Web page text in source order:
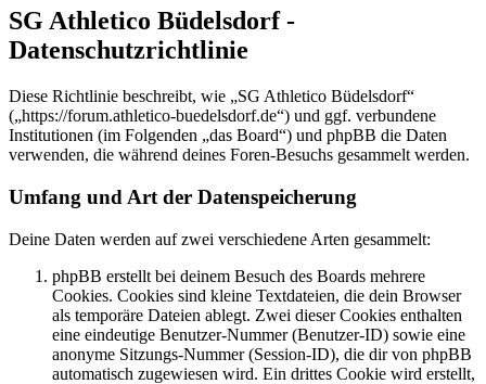
SG Athletico Büdelsdorf -
Datenschutzrichtlinie
Diese Richtlinie beschreibt, wie „SG Athletico Büdelsdorf“
(„https://forum.athletico-buedelsdorf.de“) und ggf. verbundene
Institutionen (im Folgenden „das Board“) und phpBB die Daten
verwenden, die während deines Foren-Besuchs gesammelt werden.
Umfang und Art der Datenspeicherung
Deine Daten werden auf zwei verschiedene Arten gesammelt:
phpBB erstellt bei deinem Besuch des Boards mehrere
Cookies. Cookies sind kleine Textdateien, die dein Browser
als temporäre Dateien ablegt. Zwei dieser Cookies enthalten
eine eindeutige Benutzer-Nummer (Benutzer-ID) sowie eine
anonyme Sitzungs-Nummer (Session-ID), die dir von phpBB
automatisch zugewiesen wird. Ein drittes Cookie wird erstellt,